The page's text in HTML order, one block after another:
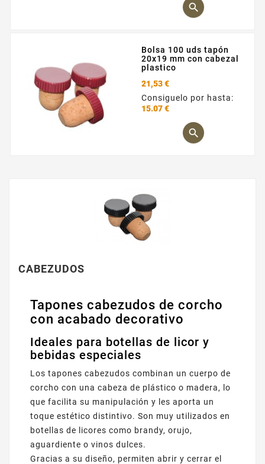

Bolsa 100 uds tapón
20x19 mm con cabezal
plastico
21,53 €
Consiguelo por hasta:
15.07 €

CABEZUDOS
Tapones cabezudos de corcho
con acabado decorativo
Ideales para botellas de licor y
bebidas especiales
Los tapones cabezudos combinan un cuerpo de
corcho con una cabeza de plástico o madera, lo
que facilita su manipulación y les aporta un
toque estético distintivo. Son muy utilizados en
botellas de licores como brandy, orujo,
aguardiente o vinos dulces.
Gracias a su diseño, permiten abrir y cerrar el